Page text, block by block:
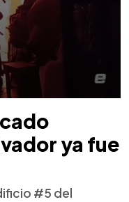
ya fue
#5 del